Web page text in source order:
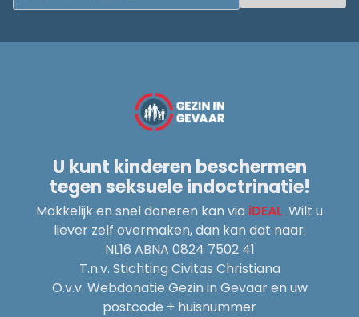
U kunt kinderen beschermen
tegen seksuele indoctrinatie!
Makkelijk en snel doneren kan via iDEAL. Wilt u
liever zelf overmaken, dan kan dat naar:
NL16 ABNA 0824 7502 41
T.n.v. Stichting Civitas Christiana
O.v.v. Webdonatie Gezin in Gevaar en uw
postcode + huisnummer